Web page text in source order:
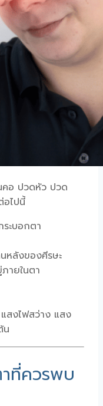
อ ปวดหัว ปวด
ไปนี้
ะบอกตา
หลังของศีรษะ
ายในตา
สงไฟสว่าง แสง
น
ที่ควรพบ